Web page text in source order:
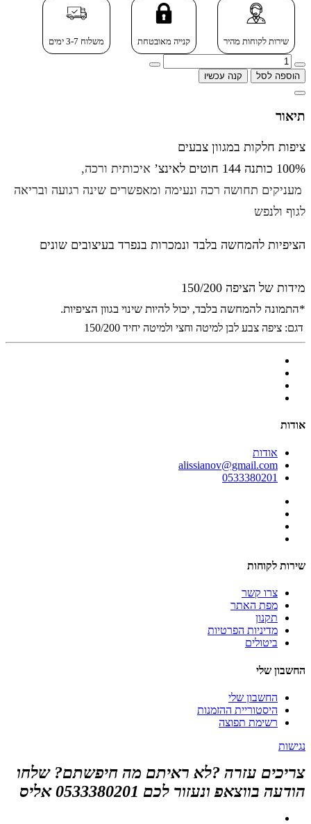
שירות לקוחות מהיר קנייה מאובטחת משלוח 3-7 ימים
הוספה לסל קנה עכשיו
תיאור
ציפות חלקות במגוון צבעים
100% כותנה 144 חוטים לאינצ’
איכותית ורכה ,
מעניקים תחושה רכה ונעימה ומאפשרים שינה רגועה ובריאה
לגוף ולנפש
הציפיות להמחשה בלבד ונמכרות בנפרד בעיצובים שונים
מידות של הציפה 150/200
*התמונה להמחשה בלבד, יכול להיות שינוי בגוון הציפיות.
דגם: ציפה צבע לבן למיטה וחצי ולמיטה יחיד 150/200
אודות
אודות
alissianov@gmail.com
0533380201
שירות לקוחות
צרו קשר
מפת האתר
תקנון
מדיניות הפרטיות
ביטולים
החשבון שלי
החשבון שלי
היסטוריית ההזמנות
רשימת תפוצה
נגישות
צריכים עזרה ?לא ראיתם מה חיפשתם? שלחו
הודעה בווצאפ ונעזור לכם 0533380201 אליס